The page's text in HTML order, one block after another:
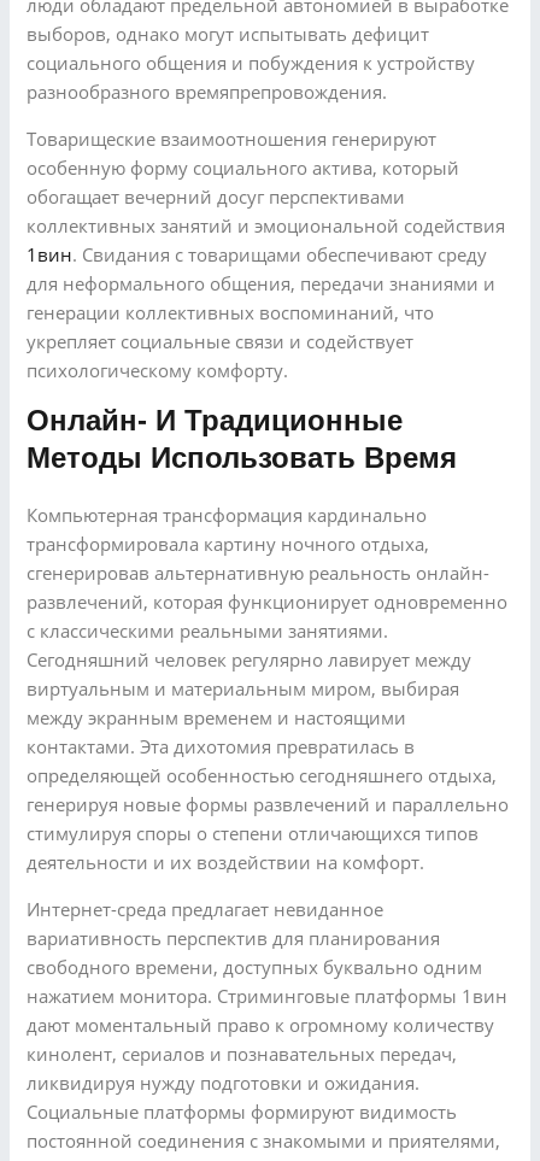
выборов, однако могут испытывать дефицит
социального общения и побуждения к устройству
разнообразного времяпрепровождения.
Товарищеские взаимоотношения генерируют
особенную форму социального актива, который
обогащает вечерний досуг перспективами
коллективных занятий и эмоциональной содействия
1вин. Свидания с товарищами обеспечивают среду
для неформального общения, передачи знаниями и
генерации коллективных воспоминаний, что
укрепляет социальные связи и содействует
психологическому комфорту.
Онлайн- И Традиционные
Методы Использовать Время
Компьютерная трансформация кардинально
трансформировала картину ночного отдыха,
сгенерировав альтернативную реальность онлайн-
развлечений, которая функционирует одновременно
с классическими реальными занятиями.
Сегодняшний человек регулярно лавирует между
виртуальным и материальным миром, выбирая
между экранным временем и настоящими
контактами. Эта дихотомия превратилась в
определяющей особенностью сегодняшнего отдыха,
генерируя новые формы развлечений и параллельно
стимулируя споры о степени отличающихся типов
деятельности и их воздействии на комфорт.
Интернет-среда предлагает невиданное
вариативность перспектив для планирования
свободного времени, доступных буквально одним
нажатием монитора. Стриминговые платформы 1вин
дают моментальный право к огромному количеству
кинолент, сериалов и познавательных передач,
ликвидируя нужду подготовки и ожидания.
Социальные платформы формируют видимость
постоянной соединения с знакомыми и приятелями,